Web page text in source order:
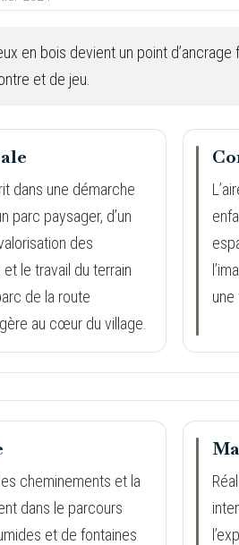
en bois devient un point d’ancrage
et de jeu.
dans une démarche
parc paysager, d’un
des
le travail du terrain
de la route
au cœur du village.
une
cheminements et la
dans le parcours
et de fontaines